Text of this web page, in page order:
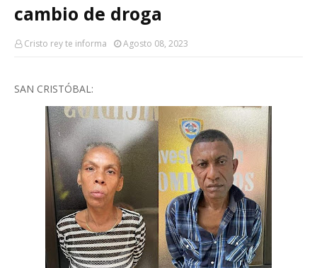
cambio de droga
Cristo rey te informa Agosto 08, 2023
SAN CRISTÓBAL: